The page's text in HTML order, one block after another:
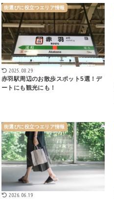
街選びに役立つエリア情報
2025.08.29
赤羽駅周辺のお散歩スポット5選！デ
ートにも観光にも！
街選びに役立つエリア情報
2026.06.19